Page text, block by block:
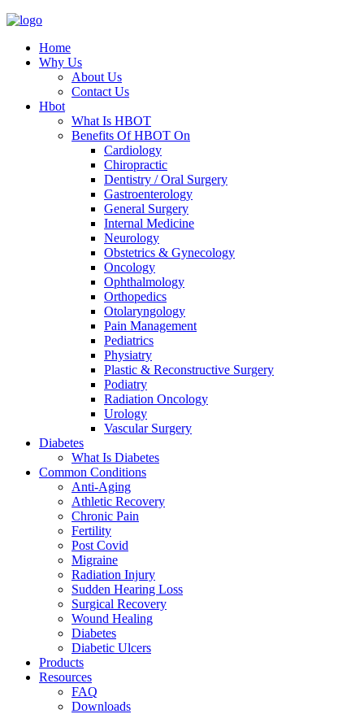
Home
Why Us
About Us
Contact Us
Hbot
What Is HBOT
Benefits Of HBOT On
Cardiology
Chiropractic
Dentistry / Oral Surgery
Gastroenterology
General Surgery
Internal Medicine
Neurology
Obstetrics & Gynecology
Oncology
Ophthalmology
Orthopedics
Otolaryngology
Pain Management
Pediatrics
Physiatry
Plastic & Reconstructive Surgery
Podiatry
Radiation Oncology
Urology
Vascular Surgery
Diabetes
What Is Diabetes
Common Conditions
Anti-Aging
Athletic Recovery
Chronic Pain
Fertility
Post Covid
Migraine
Radiation Injury
Sudden Hearing Loss
Surgical Recovery
Wound Healing
Diabetes
Diabetic Ulcers
Products
Resources
FAQ
Downloads